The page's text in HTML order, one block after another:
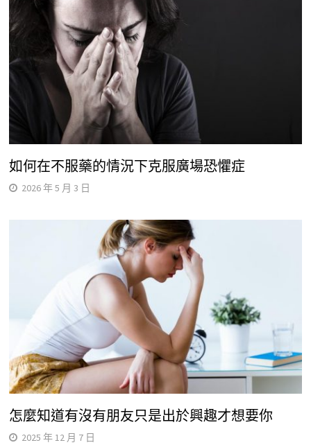
如何在不服藥的情況下克服廣場恐懼症
2026 年 5 月 3 日
怎麼知道有沒有朋友只是出於興趣才想要你
2025 年 12 月 7 日